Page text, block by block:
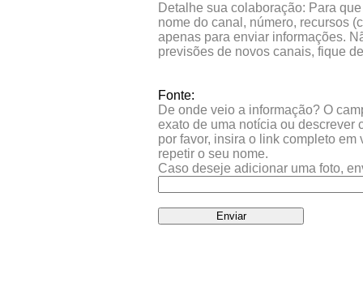
Detalhe sua colaboração: Para
nome do canal, número, recursos
apenas para enviar informações.
previsões de novos canais, fique
Fonte:
De onde veio a informação? O
exato de uma notícia ou descrever
por favor, insira o link completo
repetir o seu nome.
Caso deseje adicionar uma foto,